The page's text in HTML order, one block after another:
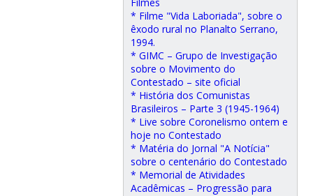
* Filme "Vida Laboriada", sobre o
êxodo rural no Planalto Serrano,
1994.
* GIMC – Grupo de Investigação
sobre o Movimento do
Contestado – site oficial
* História dos Comunistas
Brasileiros – Parte 3 (1945-1964)
* Live sobre Coronelismo ontem e
hoje no Contestado
* Matéria do Jornal "A Notícia"
sobre o centenário do Contestado
* Memorial de Atividades
Acadêmicas – Progressão para